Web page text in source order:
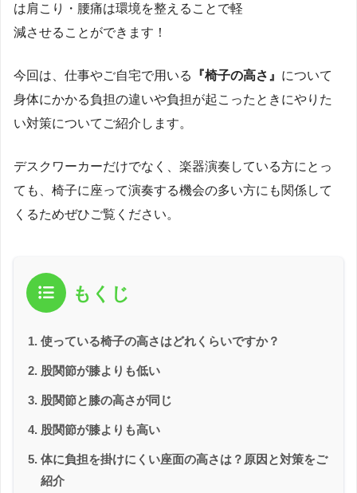
は肩こり・腰痛は環境を整えることで軽
減させることができます！
今回は、仕事やご自宅で用いる 『椅子の高さ』 について
身体にかかる負担の違いや負担が起こったときにやりた
い対策についてご紹介します。
デスクワーカーだけでなく、楽器演奏している方にとっ
ても、椅子に座って演奏する機会の多い方にも関係して
くるためぜひご覧ください。
もくじ
使っている椅子の高さはどれくらいですか？
股関節が膝よりも低い
股関節と膝の高さが同じ
股関節が膝よりも高い
体に負担を掛けにくい座面の高さは？原因と対策をご
紹介